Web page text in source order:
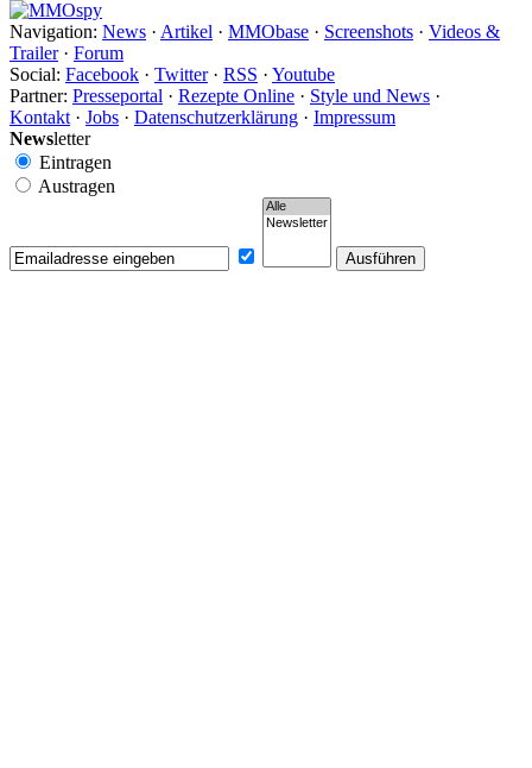
Navigation: News · Artikel · MMObase · Screenshots · Videos &
Trailer· Forum
Social: Facebook · Twitter· RSS · Youtube
Partner: Presseportal · Rezepte Online · Style und News ·
Kontakt · Jobs · Datenschutzerklärung · Impressum
Newsletter
Eintragen
Austragen